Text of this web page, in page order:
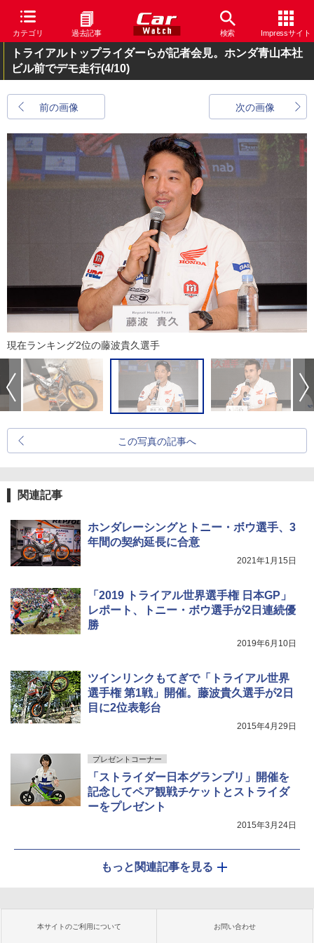
カテゴリ 過去記事 検索 Impressサイト
トライアルトップライダーらが記者会見。ホンダ青山本社
ビル前でデモ走行(4/10)
前の画像 次の画像
現在ランキング2位の藤波貴久選手
この写真の記事へ
関連記事
ホンダレーシングとトニー・ボウ選手、3
年間の契約延長に合意
2021年1月15日
「2019 トライアル世界選手権 日本GP」
レポート、トニー・ボウ選手が2日連続優
勝
2019年6月10日
ツインリンクもてぎで「トライアル世界
選手権 第1戦」開催。藤波貴久選手が2日
目に2位表彰台
2015年4月29日
プレゼントコーナー
「ストライダー日本グランプリ」開催を
記念してペア観戦チケットとストライダ
ーをプレゼント
2015年3月24日
もっと関連記事を見る
本サイトのご利用について お問い合わせ